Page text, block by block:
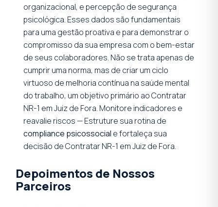
organizacional, e percepção de segurança
psicológica. Esses dados são fundamentais
para uma gestão proativa e para demonstrar o
compromisso da sua empresa com o bem-estar
de seus colaboradores. Não se trata apenas de
cumprir uma norma, mas de criar um ciclo
virtuoso de melhoria contínua na saúde mental
do trabalho, um objetivo primário ao Contratar
NR-1 em Juiz de Fora. Monitore indicadores e
reavalie riscos — Estruture sua rotina de
compliance psicossocial e fortaleça sua
decisão de Contratar NR-1 em Juiz de Fora.
Depoimentos de Nossos
Parceiros